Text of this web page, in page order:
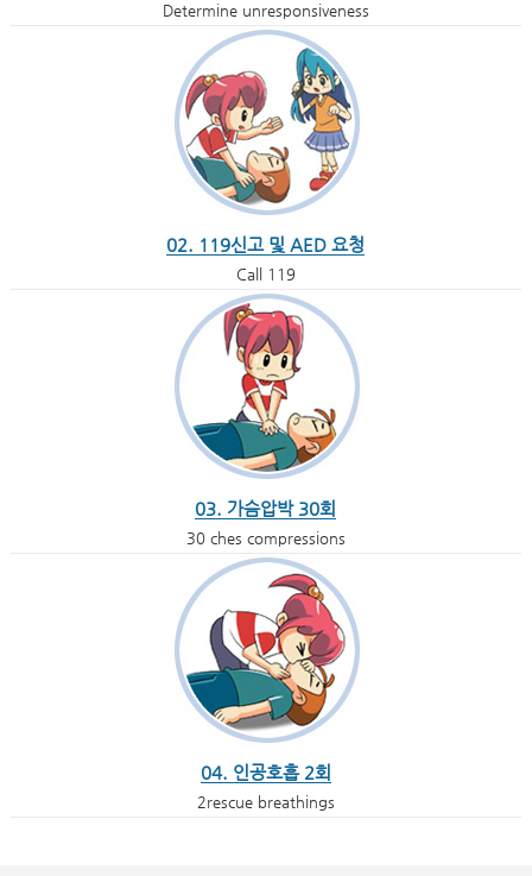
Determine unresponsiveness
02. 119신고 및 AED 요청
Call 119
03. 가슴압박 30회
30 ches compressions
04. 인공호흡 2회
2rescue breathings